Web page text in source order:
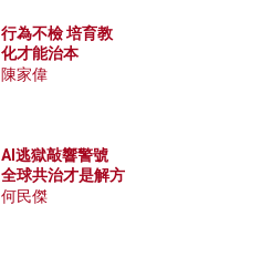
行為不檢 培育教
化才能治本
陳家偉
AI逃獄敲響警號
全球共治才是解方
何民傑